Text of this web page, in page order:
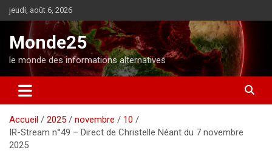
l
o
jeudi, août 6, 2026
Monde25
le monde des informations alternatives
Accueil 2025 novembre
10
IR-Stream n°49 – Direct de Christelle Néant du 7 novembre
2025